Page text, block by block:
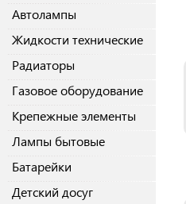
Автолампы
Жидкости технические
Радиаторы
Газовое оборудование
Крепежные элементы
Лампы бытовые
Батарейки
Детский досуг